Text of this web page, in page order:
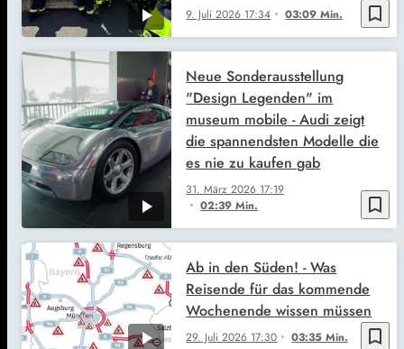
bookmark_border
9. Juli 2026 17:34 03:09 Min.
bookmark_border
31. März 2026 17:19
02:39 Min.
Neue Sonderausstellung
"Design Legenden" im
museum mobile - Audi zeigt
die spannendsten Modelle die
es nie zu kaufen gab
bookmark_border
29. Juli 2026 17:30 03:35 Min.
Ab in den Süden! - Was
Reisende für das kommende
Wochenende wissen müssen